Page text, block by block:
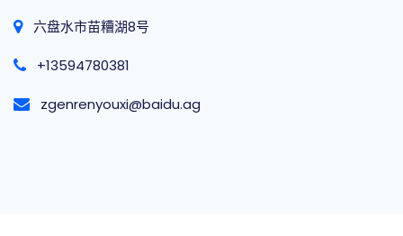
六盘水市苗糟湖8号
+13594780381
zgenrenyouxi@baidu.ag